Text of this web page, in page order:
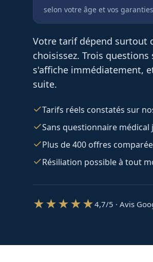
selon votre âge et vos
Votre tarif dépend surtout
choisissez. Trois
s'affiche immédiatement,
suite.
Tarifs réels constatés sur
Sans questionnaire médical
Plus de 400 offres
Résiliation possible à tout
★★★★★4,7/5 · Avis